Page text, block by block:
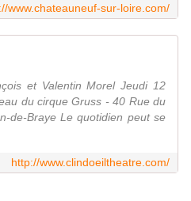
www.chateauneuf-sur-loire.com/
et Valentin Morel Jeudi 12
du cirque Gruss - 40 Rue du
de-Braye Le quotidien peut se
http://www.clindoeiltheatre.com/